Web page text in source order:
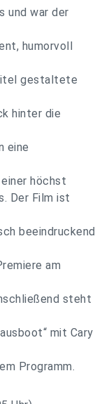
und war der
humorvoll
gestaltete
hinter die
eine
höchst
Der Film ist
beeindruckend
am
steht
mit Cary
Programm.